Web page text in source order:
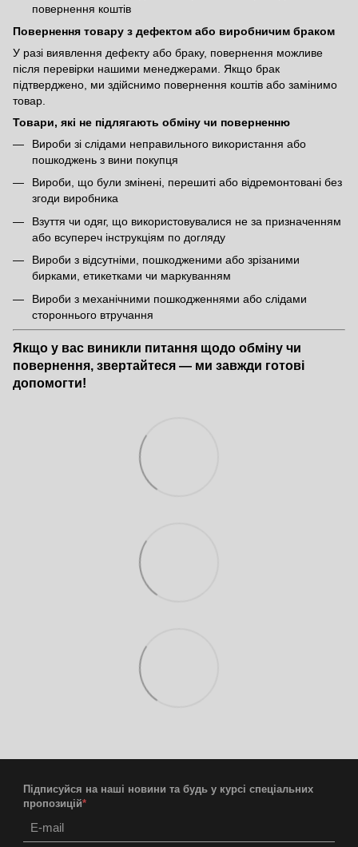
повернення коштів
Повернення товару з дефектом або виробничим браком
У разі виявлення дефекту або браку, повернення можливе
після перевірки нашими менеджерами. Якщо брак
підтверджено, ми здійснимо повернення коштів або замінимо
товар.
Товари, які не підлягають обміну чи поверненню
Вироби зі слідами неправильного використання або
пошкоджень з вини покупця
Вироби, що були змінені, перешиті або відремонтовані без
згоди виробника
Взуття чи одяг, що використовувалися не за призначенням
або всупереч інструкціям по догляду
Вироби з відсутніми, пошкодженими або зрізаними
бирками, етикетками чи маркуванням
Вироби з механічними пошкодженнями або слідами
стороннього втручання
Якщо у вас виникли питання щодо обміну чи
повернення, звертайтеся — ми завжди готові
допомогти!
Підписуйся на наші новини та будь у курсі спеціальних
пропозицій*